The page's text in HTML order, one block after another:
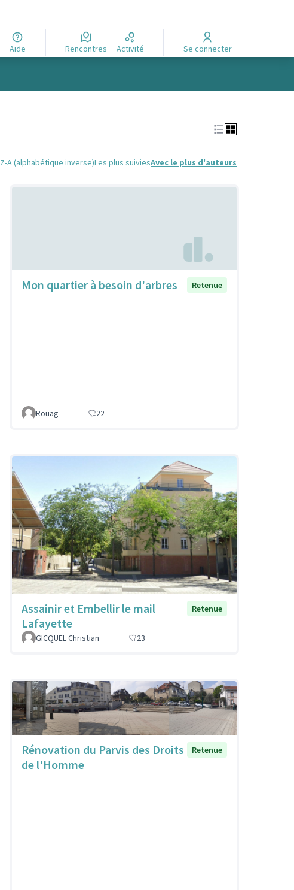
Aide Rencontres Activité Se connecter
Z-A (alphabétique inverse)Les plus suiviesAvec le plus d'auteurs
Mon quartier à besoin d'arbres Retenue
Rouag 22
Assainir et Embellir le mail
Lafayette
Retenue
GICQUEL Christian 23
Rénovation du Parvis des Droits
de l'Homme
Retenue